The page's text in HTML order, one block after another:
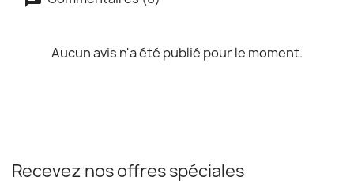
Aucun avis n'a été publié pour le moment.
Recevez nos offres spéciales